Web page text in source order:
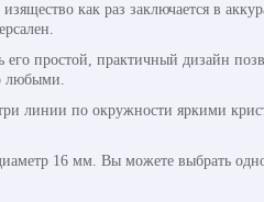
как раз заключается в
простой, практичный дизайн
любыми.
линии по окружности яркими
16 мм. Вы можете выбрать